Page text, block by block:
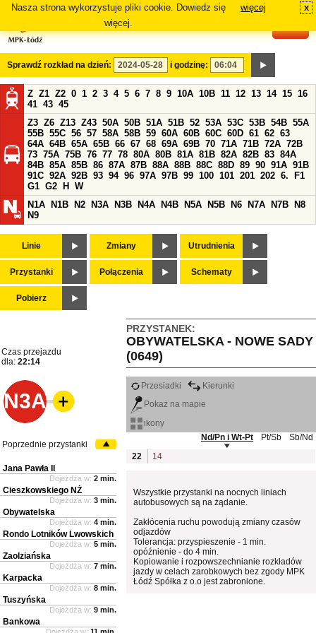
Nasza strona wykorzystuje pliki cookie. Dowiedz się
więcej.
więcej x
Sprawdź rozkład na dzień: i godzinę:
Z Z1 Z2 0 1 2 3 4 5 6 7 8 9 10A 10B 11 12 13 14 15 16
41 43 45
Z3 Z6 Z13 Z43 50A 50B 51A 51B 52 53A 53C 53B 54B 55A
55B 55C 56 57 58A 58B 59 60A 60B 60C 60D 61 62 63
64A 64B 65A 65B 66 67 68 69A 69B 70 71A 71B 72A 72B
73 75A 75B 76 77 78 80A 80B 81A 81B 82A 82B 83 84A
84B 85A 85B 86 87A 87B 88A 88B 88C 88D 89 90 91A 91B
91C 92A 92B 93 94 96 97A 97B 99 100 101 201 202 6.
F1
G1 G2 H
W
N1A
N1B N2 N3A N3B N4A N4B N5A N5B N6 N7A N7B
N8
N9
Linie Zmiany Utrudnienia
Przystanki Połączenia Schematy
Pobierz
PRZYSTANEK:
OBYWATELSKA - NOWE SADY
(0649)
Czas przejazdu
dla: 22:14
N3A
Przesiadki
Kierunki
Pokaż na mapie
ikony
Nd/Pn i Wt-Pt
Pt/Sb
Sb/Nd
22
14
Wszystkie przystanki na nocnych liniach
autobusowych są na żądanie.
Zakłócenia ruchu powodują zmiany czasów
odjazdów
Tolerancja: przyspieszenie - 1 min.
opóźnienie - do 4 min.
Kopiowanie i rozpowszechnianie rozkładów
jazdy w celach zarobkowych bez zgody MPK
Łódź Spółka z o.o jest zabronione.
Poprzednie przystanki
Jana Pawła II
Dojeżdża w: 2 min.
Cieszkowskiego NŻ
Dojeżdża w: 3 min.
Obywatelska
Dojeżdża w: 4 min.
Rondo Lotników Lwowskich
Dojeżdża w: 5 min.
Zaolziańska
Dojeżdża w: 7 min.
Karpacka
Dojeżdża w: 8 min.
Tuszyńska
Dojeżdża w: 9 min.
Bankowa